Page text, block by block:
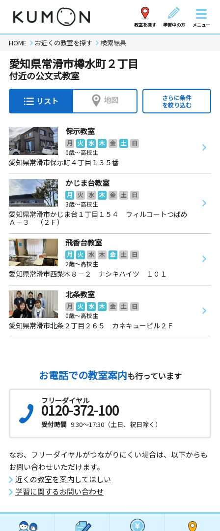
教室を探す 学習中の方 メニュー
HOME お近くの教室を探す 検索結果
愛知県常滑市樽水町２丁目
付近の公文式教室
リスト 地図
さらに条件
を絞り込む
保示教室
月 火 水 木 金 土
日
0歳～高校生
愛知県常滑市保示町４丁目１３５番
かじま台教室
月 火 水 木 金 土
日
3歳～高校生
愛知県常滑市かじま台１丁目１５４ ウィルコートつばめ
Ａ－３ （２Ｆ）
飛香台教室
月 火 水 木 金 土
日
2歳～高校生
愛知県常滑市西梨木８－２ ナシキハイツ １０１
北条教室
月 火 水 木 金 土
日
0歳～高校生
愛知県常滑市北条２丁目２６５ カネキュービル２Ｆ
お電話での教室案内も行っています
フリーダイヤル
0120-372-100
受付時間 9:30～17:30（土日、祝日除く）
なお、フリーダイヤルがつながりにくい場合は、以下からも
お問い合わせいただけます。
近くの教室を案内してほしい
学習に関するお問い合わせ